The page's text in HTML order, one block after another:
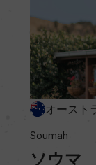
ヤラ・ヴァレー
村名
種類
スティルワイン
オース
Soumah
ソウマ